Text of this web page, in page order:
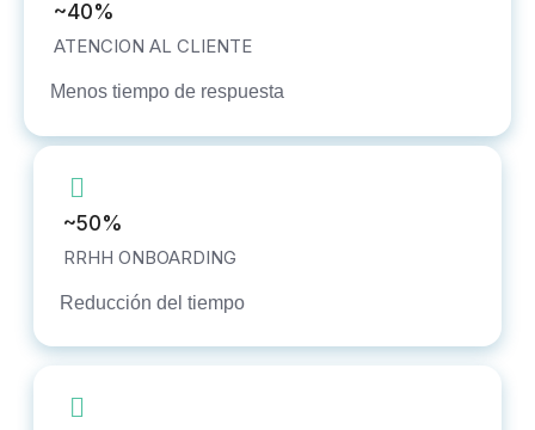
~40%
ATENCION AL CLIENTE
Menos tiempo de respuesta
~50%
RRHH ONBOARDING
Reducción del tiempo